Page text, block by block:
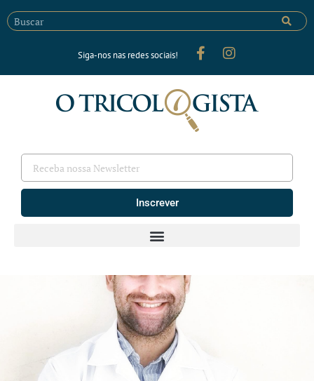
Siga-nos nas redes sociais!
Inscrever